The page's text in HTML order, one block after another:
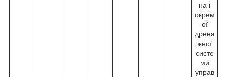
на і
окрем
ої
дрена
жної
систе
ми
управ